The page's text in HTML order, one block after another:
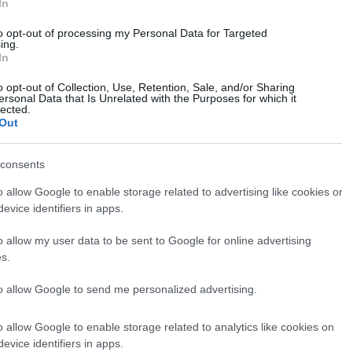
opt-out of processing my Personal Data for Targeted
opt-out of Collection, Use, Retention, Sale, and/or Sharing
Data that Is Unrelated with the Purposes for which it
allow Google to enable storage related to advertising like cookies
identifiers in apps.
allow my user data to be sent to Google for online advertising
allow Google to send me personalized advertising.
allow Google to enable storage related to analytics like cookies on
identifiers in apps.
mejores jugadores de febrero en Comunio (23/24)
febrero 2024 Por
del mes con 37 puntos.
11 ideal de la jornada 25
Jesus Gallo
lidera el 11 ideal de la jornada 25 de Comunio tras su gran
contra Las Palmas.